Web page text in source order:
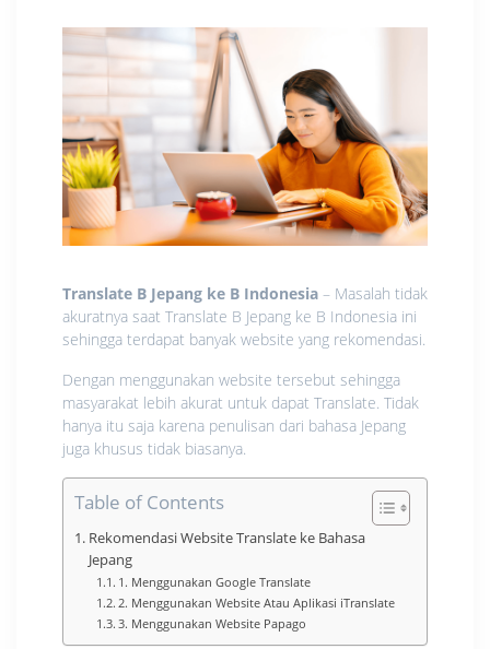
Translate B Jepang ke B Indonesia – Masalah tidak
akuratnya saat Translate B Jepang ke B Indonesia ini
sehingga terdapat banyak website yang rekomendasi.
Dengan menggunakan website tersebut sehingga
masyarakat lebih akurat untuk dapat Translate. Tidak
hanya itu saja karena penulisan dari bahasa Jepang
juga khusus tidak biasanya.
Table of Contents
Rekomendasi Website Translate ke Bahasa
Jepang
1. Menggunakan Google Translate
2. Menggunakan Website Atau Aplikasi iTranslate
3. Menggunakan Website Papago